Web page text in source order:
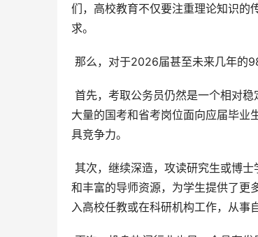
们，高校教育不仅要注重理论知识的
求。
那么，对于2026届甚至未来几年的
大量的国考和省考岗位面向应届毕业
具竞争力。
和丰富的导师资源，为学生提供了更
入高校任教或在科研机构工作，从事